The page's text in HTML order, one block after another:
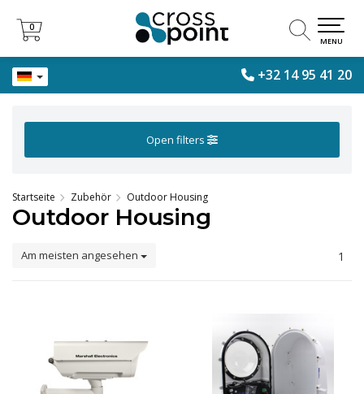
+32 14 95 41 20
0
0
MENU
Open filters
Startseite Zubehör Outdoor Housing
Outdoor Housing
Am meisten angesehen 1